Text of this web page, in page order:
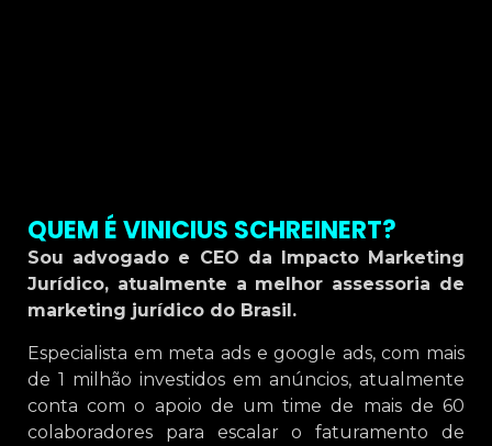
Sou advogado e CEO da Impacto Marketing
Jurídico, atualmente a melhor assessoria de
marketing jurídico do Brasil.
Especialista em meta ads e google ads, com mais
de 1 milhão investidos em anúncios, atualmente
conta com o apoio de um time de mais de 60
colaboradores para escalar o faturamento de
QUEM É VINICIUS SCHREINERT?